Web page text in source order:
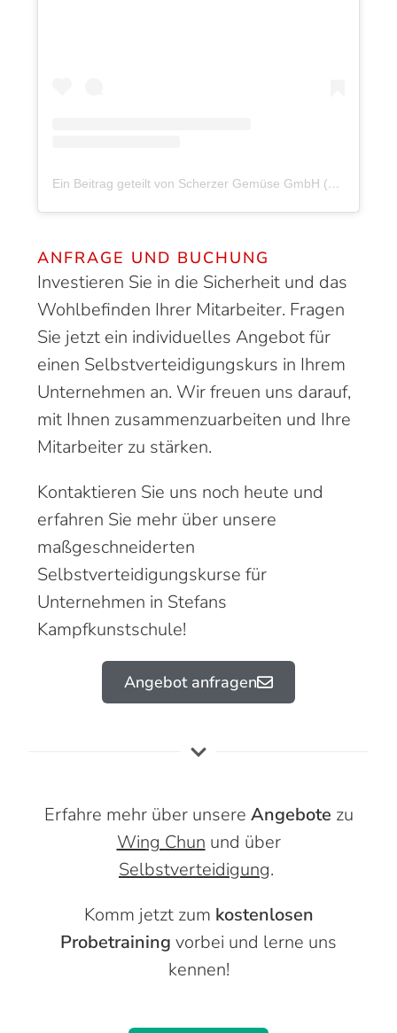
Ein Beitrag geteilt von Scherzer Gemüse GmbH (@scherzer_gemuese)
ANFRAGE UND BUCHUNG
Investieren Sie in die Sicherheit und das
Wohlbefinden Ihrer Mitarbeiter. Fragen
Sie jetzt ein individuelles Angebot für
einen Selbstverteidigungskurs in Ihrem
Unternehmen an. Wir freuen uns darauf,
mit Ihnen zusammenzuarbeiten und Ihre
Mitarbeiter zu stärken.
Kontaktieren Sie uns noch heute und
erfahren Sie mehr über unsere
maßgeschneiderten
Selbstverteidigungskurse für
Unternehmen in Stefans
Kampfkunstschule!
Angebot anfragen
Erfahre mehr über unsere Angebote zu
Wing Chun und über
Selbstverteidigung.
Komm jetzt zum kostenlosen
Probetraining vorbei und lerne uns
kennen!